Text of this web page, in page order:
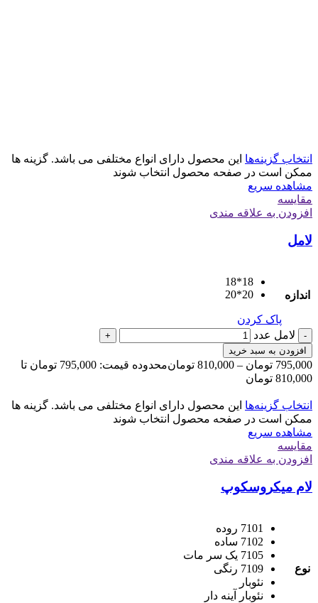
انتخاب گزینه‌ها این محصول دارای انواع مختلفی می باشد. گزینه ها
ممکن است در صفحه محصول انتخاب شوند
مشاهده سریع
مقایسه
افزودن به علاقه مندی
لامل
اندازه
18*18
20*20
پاک کردن
- لامل عدد
+
افزودن به سبد خرید
795,000 تومان –
810,000 تومان
محدوده قیمت: 795,000 تومان تا
810,000 تومان
انتخاب گزینه‌ها این محصول دارای انواع مختلفی می باشد. گزینه ها
ممکن است در صفحه محصول انتخاب شوند
مشاهده سریع
مقایسه
افزودن به علاقه مندی
لام میکروسکوپ
نوع
7101 روده
7102 ساده
7105 یک سر مات
7109 رنگی
نئوبار
نئوبار آینه دار